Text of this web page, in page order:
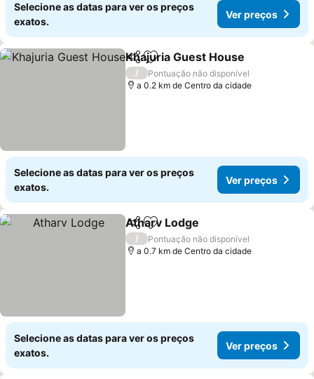
Selecione as datas para ver os preços
exatos.
Ver preços
PartilharAdicionar aos favoritos
Khajuria Guest House
/
Pontuação não disponível
a 0.2 km de Centro da cidade
Selecione as datas para ver os preços
exatos.
Ver preços
PartilharAdicionar aos favoritos
Atharv Lodge
/
Pontuação não disponível
a 0.7 km de Centro da cidade
Selecione as datas para ver os preços
exatos.
Ver preços